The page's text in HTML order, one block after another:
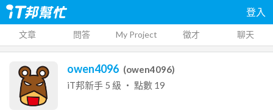
登入
文章 問答 My Project 徵才 聊天
owen4096 (owen4096)
iT邦新手 5 級 ‧ 點數 19